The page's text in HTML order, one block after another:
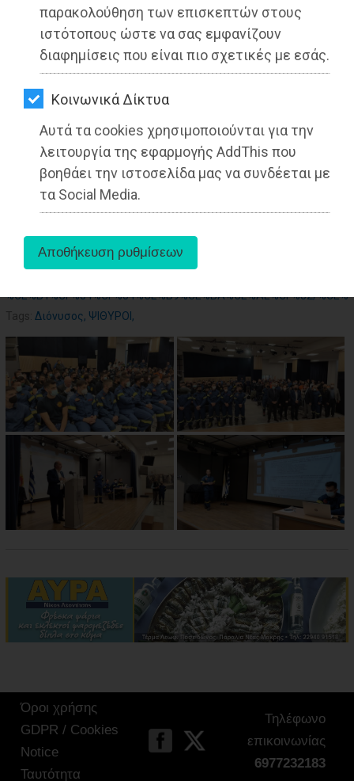
παρακολούθηση των επισκεπτών στους
ιστότοπους ώστε να σας εμφανίζουν
διαφημίσεις που είναι πιο σχετικές με εσάς.
Kοινωνικά Δίκτυα
Αυτά τα cookies χρησιμοποιούνται για την
λειτουργία της εφαρμογής AddThis που
βοηθάει την ιστοσελίδα μας να συνδέεται με
τα Social Media.
ΕΦΗΜΕΡΙΔΕΣ
OΔΗΓΟΣ
ΑΓΟΡΑΣ
ΨΙΘΥΡΟΙ
ΑΠΟΣΤΟΛΗ
ΑΡΘΡΩΝ
03-05-2022
Από την Ειρήνη Δελακά
Δημοσιογράφος - Διεθνολόγος
aboutus
Πηγή:
%CE%B1%CF%84%CF%84%CE%B9%CE%BA%CE%AE%CF%82/%CE%
Tags: Διόνυσος, ΨΙΘΥΡΟΙ ,
Όροι χρήσης
GDPR / Cookies
Notice
Ταυτότητα
Τηλέφωνο
επικοινωνίας
6977232183